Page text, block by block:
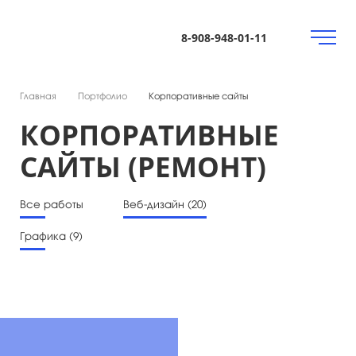
8-908-948-01-11
Главная Портфолио Корпоративные сайты
КОРПОРАТИВНЫЕ
САЙТЫ (РЕМОНТ)
Все работы Веб-дизайн (20)
Графика (9)